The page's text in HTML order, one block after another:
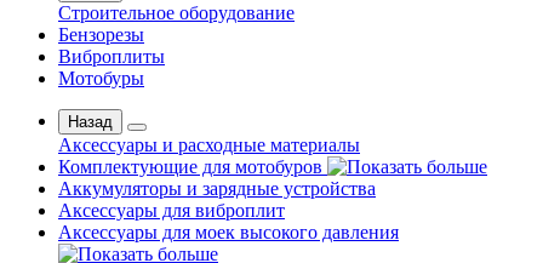
Строительное оборудование
Бензорезы
Виброплиты
Мотобуры
Назад
Аксессуары и расходные материалы
Комплектующие для мотобуров
Аккумуляторы и зарядные устройства
Аксессуары для виброплит
Аксессуары для моек высокого давления